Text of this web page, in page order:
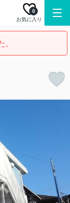
お気に入り
0